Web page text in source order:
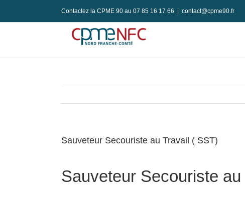
Contactez la CPME 90 au 07 85 16 17 66 contact@cpme90.fr
Sauveteur Secouriste au Travail ( SST)
Sauveteur Secouriste